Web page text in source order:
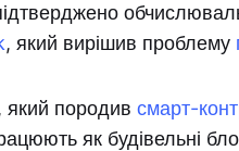
, який вирішив проблему
який породив смарт-
як будівельні